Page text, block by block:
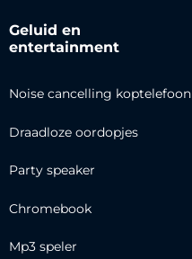
Geluid en
entertainment
Noise cancelling koptelefoon
Draadloze oordopjes
Party speaker
Chromebook
Mp3 speler